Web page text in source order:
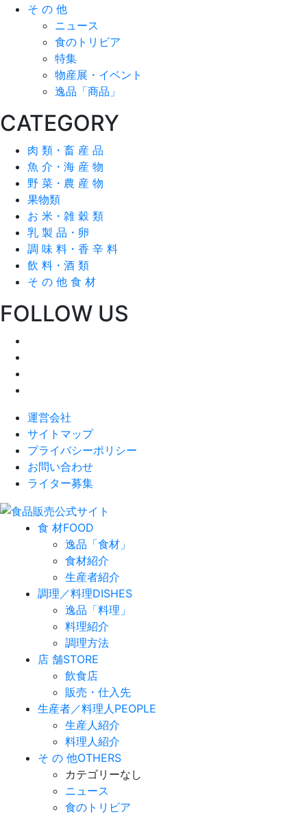
そ の 他
ニュース
食のトリビア
特集
物産展・イベント
逸品「商品」
CATEGORY
肉 類・畜 産 品
魚 介・海 産 物
野 菜・農 産 物
果物類
お 米・雑 穀 類
乳 製 品・卵
調 味 料・香 辛 料
飲 料・酒 類
そ の 他 食 材
FOLLOW US
運営会社
サイトマップ
プライバシーポリシー
お問い合わせ
ライター募集
食 材FOOD
逸品「食材」
食材紹介
生産者紹介
調理／料理DISHES
逸品「料理」
料理紹介
調理方法
店 舗STORE
飲食店
販売・仕入先
生産者／料理人PEOPLE
生産人紹介
料理人紹介
そ の 他OTHERS
カテゴリーなし
ニュース
食のトリビア